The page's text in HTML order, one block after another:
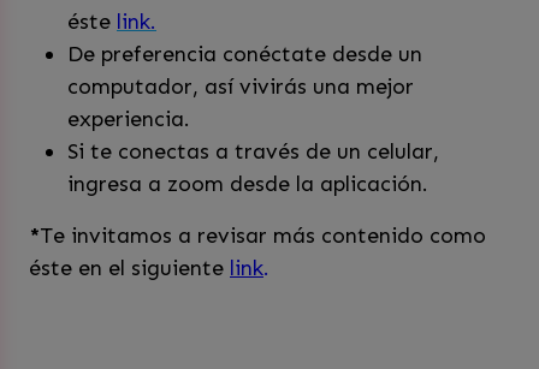
éste link.
De preferencia conéctate desde un
computador, así vivirás una mejor
experiencia.
Si te conectas a través de un celular,
ingresa a zoom desde la aplicación.
*Te invitamos a revisar más contenido como
éste en el siguiente link.